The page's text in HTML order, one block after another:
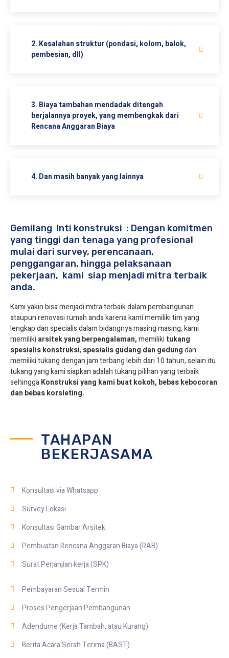
2. Kesalahan struktur (pondasi, kolom, balok,
pembesian, dll)
3. Biaya tambahan mendadak ditengah
berjalannya proyek, yang membengkak dari
Rencana Anggaran Biaya
4. Dan masih banyak yang lainnya
Gemilang Inti konstruksi : Dengan komitmen
yang tinggi dan tenaga yang profesional
mulai dari survey, perencanaan,
penggangaran, hingga pelaksanaan
pekerjaan, kami siap menjadi mitra terbaik
anda.
Kami yakin bisa menjadi mitra terbaik dalam pembangunan
ataupun renovasi rumah anda karena kami memiliki tim yang
lengkap dan specialis dalam bidangnya masing masing, kami
memiliki arsitek yang berpengalaman,memiliki tukang
spesialiskonstruksi, spesialis gudang dan gedungdan
memiliki tukang dengan jam terbang lebih dari 10 tahun, selain itu
tukang yang kami siapkan adalah tukang pilihan yang terbaik
sehinggaKonstruksi yang kami buat kokoh, bebas kebocoran
dan bebas korsleting.
TAHAPAN
BEKERJASAMA
Konsultasi via Whatsapp
Survey Lokasi
Konsultasi Gambar Arsitek
Pembuatan Rencana Anggaran Biaya (RAB)
Surat Perjanjian kerja (SPK)
Pembayaran Sesuai Termin
Proses Pengerjaan Pembangunan
Adendume (Kerja Tambah, atau Kurang)
Berita Acara Serah Terima (BAST)